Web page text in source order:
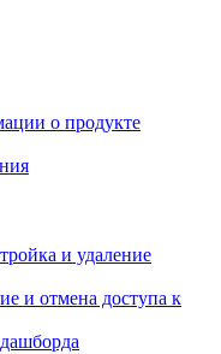
о продукте
и удаление
и отмена доступа к